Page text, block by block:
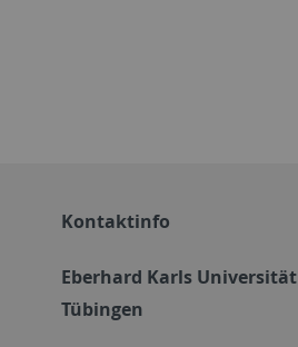
Kontaktinfo
Eberhard Karls Universität
Tübingen